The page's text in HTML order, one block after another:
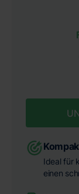
Ideal für
einen